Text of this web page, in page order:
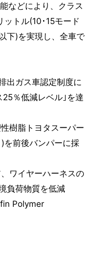
などにより、クラス
ットル(10･15モード
下)を実現し、全車で
出ガス車認定制度に
％低減レベル｣を達
樹脂トヨタスーパー
を前後バンパーに採
ワイヤーハーネスの
負荷物質を低減
Polymer